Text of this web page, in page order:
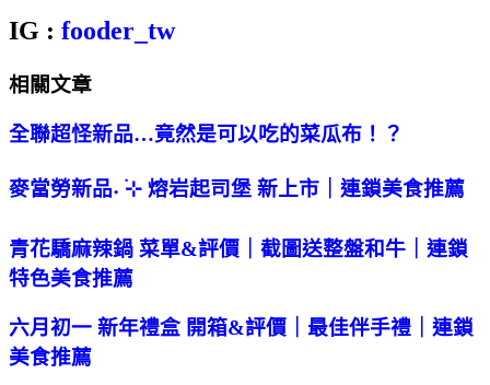
IG : fooder_tw
相關文章
全聯超怪新品…竟然是可以吃的菜瓜布！？
麥當勞新品˖ ࣪⊹ 熔岩起司堡 新上市｜連鎖美食推薦
青花驕麻辣鍋 菜單&評價｜截圖送整盤和牛｜連鎖
特色美食推薦
六月初一 新年禮盒 開箱&評價｜最佳伴手禮｜連鎖
美食推薦